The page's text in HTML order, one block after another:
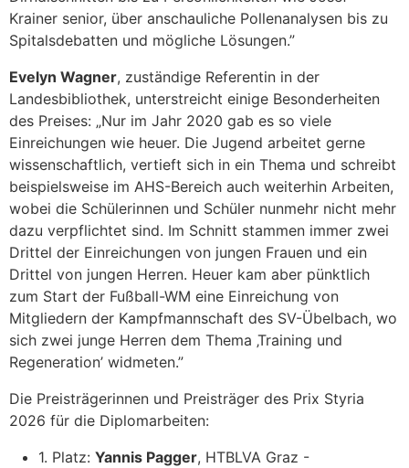
Krainer senior, über anschauliche Pollenanalysen bis zu
Spitalsdebatten und mögliche Lösungen.”
Evelyn Wagner, zuständige Referentin in der
Landesbibliothek, unterstreicht einige Besonderheiten
des Preises: „Nur im Jahr 2020 gab es so viele
Einreichungen wie heuer. Die Jugend arbeitet gerne
wissenschaftlich, vertieft sich in ein Thema und schreibt
beispielsweise im AHS-Bereich auch weiterhin Arbeiten,
wobei die Schülerinnen und Schüler nunmehr nicht mehr
dazu verpflichtet sind. Im Schnitt stammen immer zwei
Drittel der Einreichungen von jungen Frauen und ein
Drittel von jungen Herren. Heuer kam aber pünktlich
zum Start der Fußball-WM eine Einreichung von
Mitgliedern der Kampfmannschaft des SV-Übelbach, wo
sich zwei junge Herren dem Thema ‚Training und
Regeneration’ widmeten.”
Die Preisträgerinnen und Preisträger des Prix Styria
2026 für die Diplomarbeiten:
1. Platz: Yannis Pagger, HTBLVA Graz -